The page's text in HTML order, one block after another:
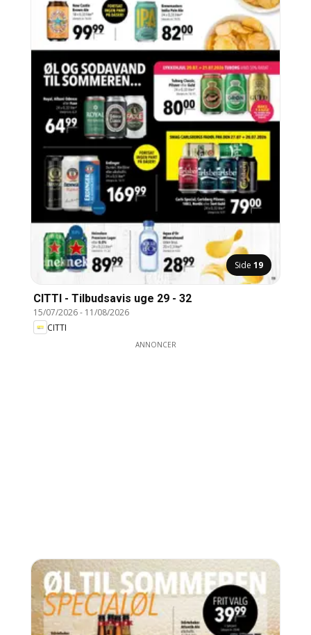
Side 19
CITTI - Tilbudsavis uge 29 - 32
15/07/2026- 11/08/2026
CITTI
ANNONCER